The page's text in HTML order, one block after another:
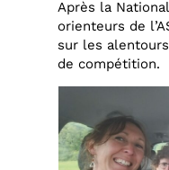
Après la
orienteurs de
sur les
de compétition.